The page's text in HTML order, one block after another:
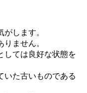
します。
ません。
しては良好な状態を
いた古いものである